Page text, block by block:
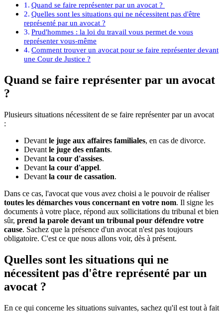
Quand se faire représenter par un avocat ?
Quelles sont les situations qui ne nécessitent pas d'être
représenté par un avocat ?
Prud'hommes : la loi du travail vous permet de vous
représenter vous-même
Comment trouver un avocat pour se faire représenter devant
une Cour de Justice ?
Quand se faire représenter par un avocat
?
Plusieurs situations nécessitent de se faire représenter par un avocat
:
Devant le juge aux affaires familiales, en cas de divorce.
Devant le juge des enfants.
Devant la cour d'assises.
Devant la cour d'appel.
Devant la cour de cassation.
Dans ce cas, l'avocat que vous avez choisi a le pouvoir de réaliser
toutes les démarches vous concernant en votre nom. Il signe les
documents à votre place, répond aux sollicitations du tribunal et bien
sûr, prend la parole devant un tribunal pour défendre votre
cause. Sachez que la présence d'un avocat n'est pas toujours
obligatoire. C'est ce que nous allons voir, dès à présent.
Quelles sont les situations qui ne
nécessitent pas d'être représenté par un
avocat ?
En ce qui concerne les situations suivantes, sachez qu'il est tout à fait